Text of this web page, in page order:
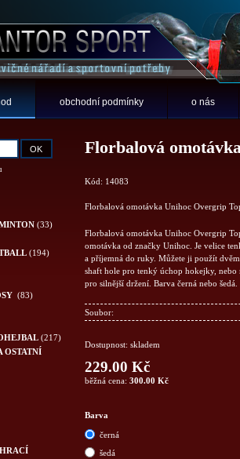
obchodní podmínky o nás
(33)
(194)
(83)
(217)
OSTATNÍ
Florbalová
Kód: 14083
Florbalová omotávka Unihoc Overgrip
Florbalová omotávka Unihoc Overgrip
omotávka od značky Unihoc. Je velice
a příjemná do ruky. Můžete ji použít
shaft hole pro tenký úchop hokejky, nebo
pro silnější držení. Barva černá nebo šedá.
Soubor:
Dostupnost: skladem
229.00 Kč
běžná cena: 300.00 Kč
Barva
černá
šedá